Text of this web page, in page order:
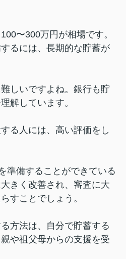
〜300万円が相場です。
るには、長期的な貯蓄が
しいですよね。銀行も貯
解しています。
る人には、高い評価をし
準備することができている
きく改善され、審査に大
すことでしょう。
方法は、自分で貯蓄する
や祖父母からの支援を受